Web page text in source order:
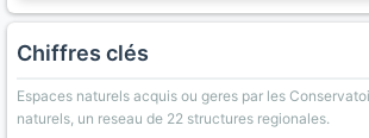
Chiffres clés
Espaces naturels acquis ou geres par les
naturels, un reseau de 22 structures regionales.